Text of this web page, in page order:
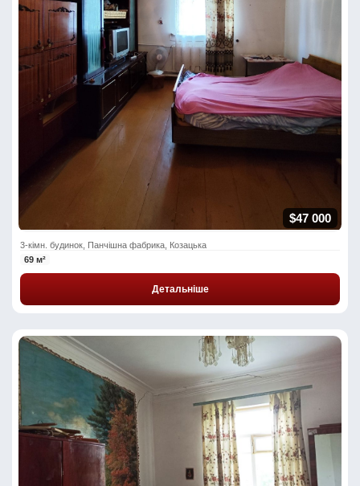
$47 000
3-кімн. будинок, Панчішна фабрика, Козацька
69 м²
Детальніше